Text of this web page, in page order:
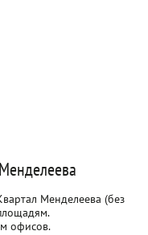
Менделеева (без
офисов.